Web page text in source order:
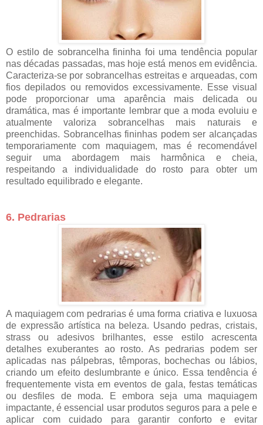
O estilo de sobrancelha fininha foi uma tendência popular
nas décadas passadas, mas hoje está menos em evidência.
Caracteriza-se por sobrancelhas estreitas e arqueadas, com
fios depilados ou removidos excessivamente. Esse visual
pode proporcionar uma aparência mais delicada ou
dramática, mas é importante lembrar que a moda evoluiu e
atualmente valoriza sobrancelhas mais naturais e
preenchidas. Sobrancelhas fininhas podem ser alcançadas
temporariamente com maquiagem, mas é recomendável
seguir uma abordagem mais harmônica e cheia,
respeitando a individualidade do rosto para obter um
resultado equilibrado e elegante.
6. Pedrarias
A maquiagem com pedrarias é uma forma criativa e luxuosa
de expressão artística na beleza. Usando pedras, cristais,
strass ou adesivos brilhantes, esse estilo acrescenta
detalhes exuberantes ao rosto. As pedrarias podem ser
aplicadas nas pálpebras, têmporas, bochechas ou lábios,
criando um efeito deslumbrante e único. Essa tendência é
frequentemente vista em eventos de gala, festas temáticas
ou desfiles de moda. E embora seja uma maquiagem
impactante, é essencial usar produtos seguros para a pele e
aplicar com cuidado para garantir conforto e evitar